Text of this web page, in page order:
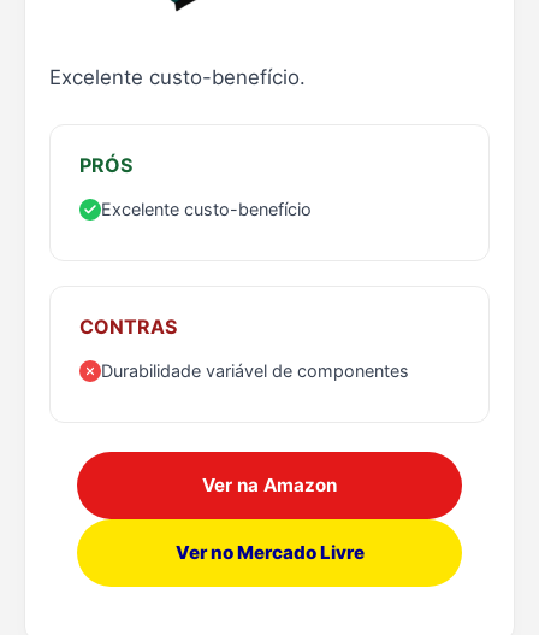
Excelente custo-benefício.
PRÓS
Excelente custo-benefício
CONTRAS
Durabilidade variável de componentes
Ver na Amazon
Ver no Mercado Livre